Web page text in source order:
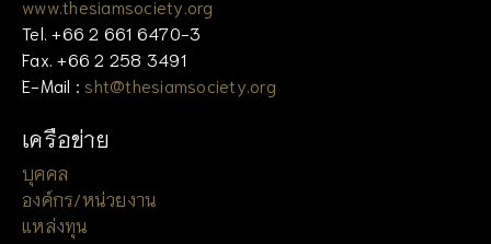
www.thesiamsociety.org
Tel. +66 2 661 6470-3
Fax. +66 2 258 3491
E-Mail : sht@thesiamsociety.org
เครือข่าย
บุคคล
องค์กร/หน่วยงาน
แหล่งทุน